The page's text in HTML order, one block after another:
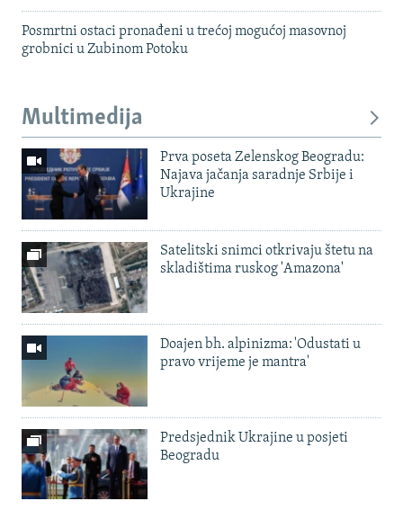
Posmrtni ostaci pronađeni u trećoj mogućoj masovnoj
grobnici u Zubinom Potoku
Multimedija
Prva poseta Zelenskog Beogradu:
Najava jačanja saradnje Srbije i
Ukrajine
Satelitski snimci otkrivaju štetu na
skladištima ruskog 'Amazona'
Doajen bh. alpinizma: 'Odustati u
pravo vrijeme je mantra'
Predsjednik Ukrajine u posjeti
Beogradu